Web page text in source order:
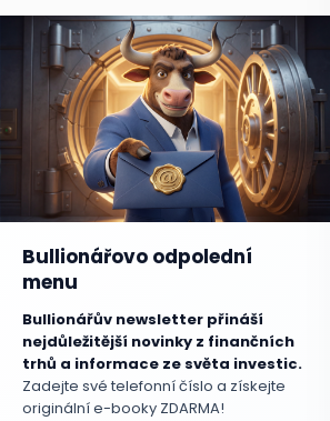
Bullionářovo odpolední
menu
Bullionářův newsletter přináší
nejdůležitější novinky z finančních
trhů a informace ze světa investic.
Zadejte své telefonní číslo a získejte
originální e-booky ZDARMA!